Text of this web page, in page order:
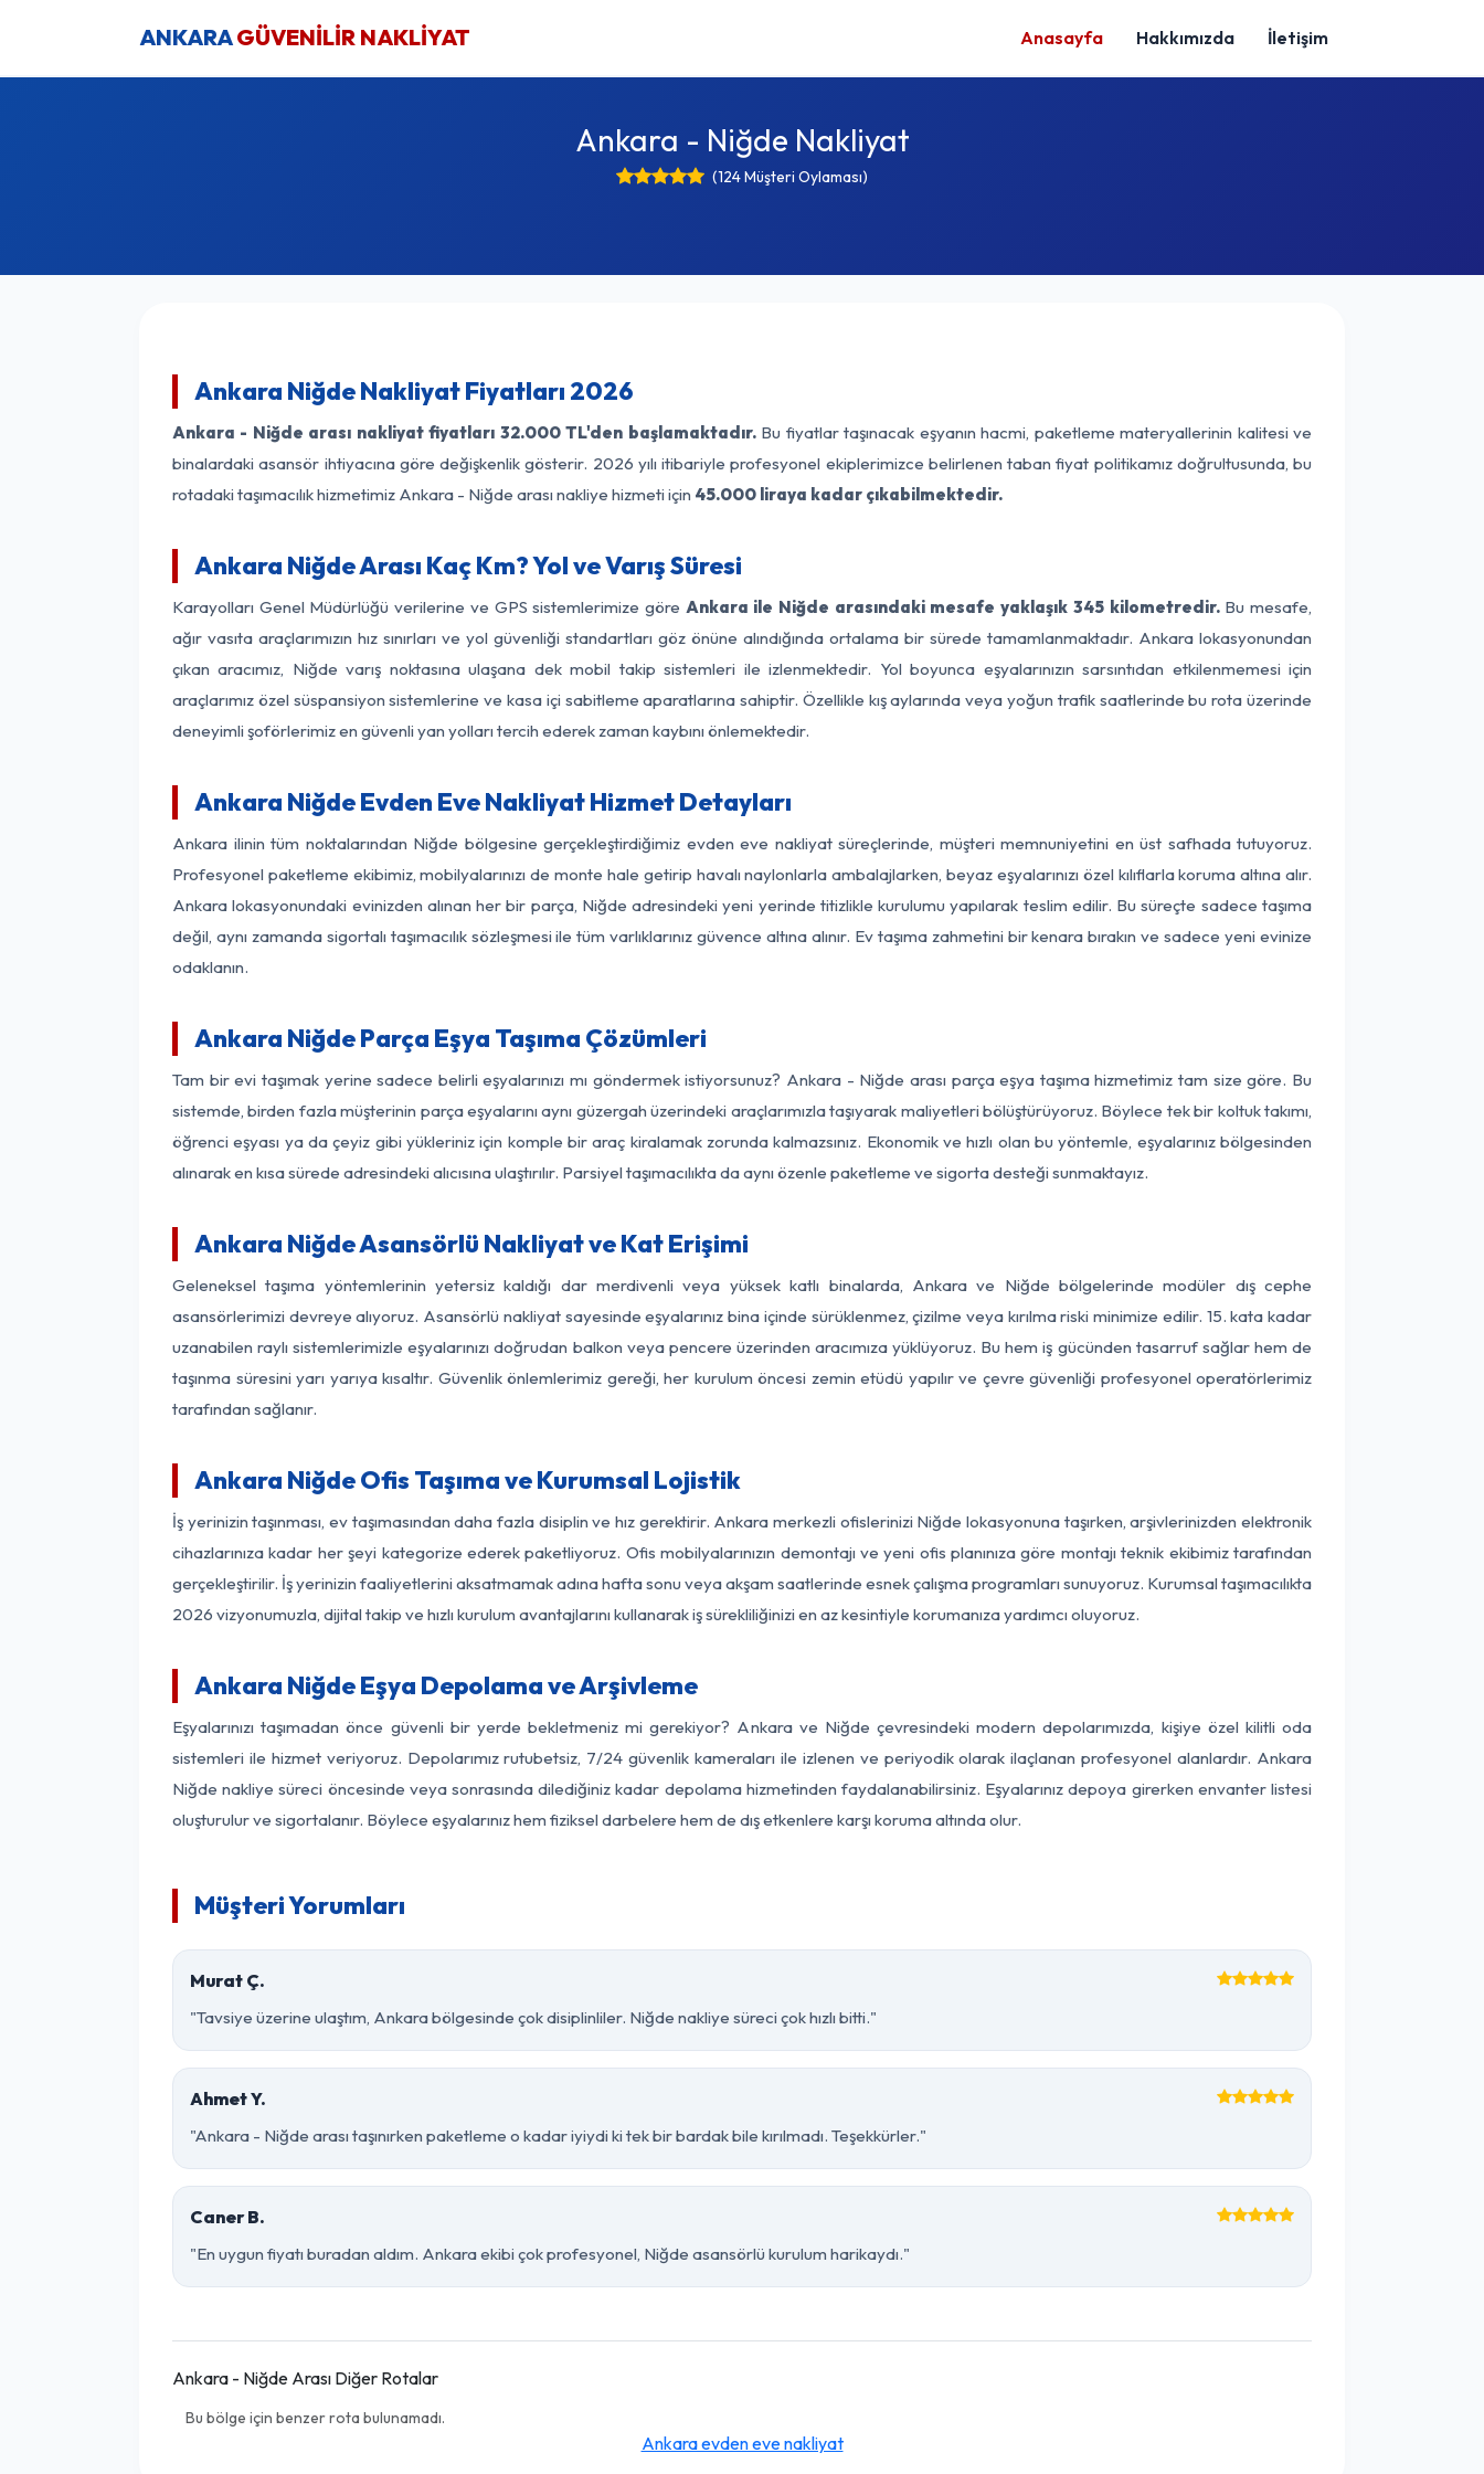
ANKARAGÜVENİLİR NAKLİYAT Anasayfa Hakkımızda İletişim
Ankara - Niğde Nakliyat
(124 Müşteri Oylaması)
Ankara Niğde Nakliyat Fiyatları 2026
Ankara - Niğde arası nakliyat fiyatları 32.000 TL'den başlamaktadır.Bu fiyatlar taşınacak eşyanın hacmi, paketleme materyallerinin kalitesi ve
binalardaki asansör ihtiyacına göre değişkenlik gösterir. 2026 yılı itibariyle profesyonel ekiplerimizce belirlenen taban fiyat politikamız doğrultusunda, bu
rotadaki taşımacılık hizmetimiz Ankara - Niğde arası nakliye hizmeti için 45.000 liraya kadar çıkabilmektedir.
Ankara Niğde Arası Kaç Km? Yol ve Varış Süresi
Karayolları Genel Müdürlüğü verilerine ve GPS sistemlerimize göre Ankara ile Niğde arasındaki mesafe yaklaşık 345 kilometredir.Bu mesafe,
ağır vasıta araçlarımızın hız sınırları ve yol güvenliği standartları göz önüne alındığında ortalama bir sürede tamamlanmaktadır. Ankara lokasyonundan
çıkan aracımız, Niğde varış noktasına ulaşana dek mobil takip sistemleri ile izlenmektedir. Yol boyunca eşyalarınızın sarsıntıdan etkilenmemesi için
araçlarımız özel süspansiyon sistemlerine ve kasa içi sabitleme aparatlarına sahiptir. Özellikle kış aylarında veya yoğun trafik saatlerinde bu rota üzerinde
deneyimli şoförlerimiz en güvenli yan yolları tercih ederek zaman kaybını önlemektedir.
Ankara Niğde Evden Eve Nakliyat Hizmet Detayları
Ankara ilinin tüm noktalarından Niğde bölgesine gerçekleştirdiğimiz evden eve nakliyat süreçlerinde, müşteri memnuniyetini en üst safhada tutuyoruz.
Profesyonel paketleme ekibimiz, mobilyalarınızı de monte hale getirip havalı naylonlarla ambalajlarken, beyaz eşyalarınızı özel kılıflarla koruma altına alır.
Ankara lokasyonundaki evinizden alınan her bir parça, Niğde adresindeki yeni yerinde titizlikle kurulumu yapılarak teslim edilir. Bu süreçte sadece taşıma
değil, aynı zamanda sigortalı taşımacılık sözleşmesi ile tüm varlıklarınız güvence altına alınır. Ev taşıma zahmetini bir kenara bırakın ve sadece yeni evinize
odaklanın.
Ankara Niğde Parça Eşya Taşıma Çözümleri
Tam bir evi taşımak yerine sadece belirli eşyalarınızı mı göndermek istiyorsunuz? Ankara - Niğde arası parça eşya taşıma hizmetimiz tam size göre. Bu
sistemde, birden fazla müşterinin parça eşyalarını aynı güzergah üzerindeki araçlarımızla taşıyarak maliyetleri bölüştürüyoruz. Böylece tek bir koltuk takımı,
öğrenci eşyası ya da çeyiz gibi yükleriniz için komple bir araç kiralamak zorunda kalmazsınız. Ekonomik ve hızlı olan bu yöntemle, eşyalarınız bölgesinden
alınarak en kısa sürede adresindeki alıcısına ulaştırılır. Parsiyel taşımacılıkta da aynı özenle paketleme ve sigorta desteği sunmaktayız.
Ankara Niğde Asansörlü Nakliyat ve Kat Erişimi
Geleneksel taşıma yöntemlerinin yetersiz kaldığı dar merdivenli veya yüksek katlı binalarda, Ankara ve Niğde bölgelerinde modüler dış cephe
asansörlerimizi devreye alıyoruz. Asansörlü nakliyat sayesinde eşyalarınız bina içinde sürüklenmez, çizilme veya kırılma riski minimize edilir. 15. kata kadar
uzanabilen raylı sistemlerimizle eşyalarınızı doğrudan balkon veya pencere üzerinden aracımıza yüklüyoruz. Bu hem iş gücünden tasarruf sağlar hem de
taşınma süresini yarı yarıya kısaltır. Güvenlik önlemlerimiz gereği, her kurulum öncesi zemin etüdü yapılır ve çevre güvenliği profesyonel operatörlerimiz
tarafından sağlanır.
Ankara Niğde Ofis Taşıma ve Kurumsal Lojistik
İş yerinizin taşınması, ev taşımasından daha fazla disiplin ve hız gerektirir. Ankara merkezli ofislerinizi Niğde lokasyonuna taşırken, arşivlerinizden elektronik
cihazlarınıza kadar her şeyi kategorize ederek paketliyoruz. Ofis mobilyalarınızın demontajı ve yeni ofis planınıza göre montajı teknik ekibimiz tarafından
gerçekleştirilir. İş yerinizin faaliyetlerini aksatmamak adına hafta sonu veya akşam saatlerinde esnek çalışma programları sunuyoruz. Kurumsal taşımacılıkta
2026 vizyonumuzla, dijital takip ve hızlı kurulum avantajlarını kullanarak iş sürekliliğinizi en az kesintiyle korumanıza yardımcı oluyoruz.
Ankara Niğde Eşya Depolama ve Arşivleme
Eşyalarınızı taşımadan önce güvenli bir yerde bekletmeniz mi gerekiyor? Ankara ve Niğde çevresindeki modern depolarımızda, kişiye özel kilitli oda
sistemleri ile hizmet veriyoruz. Depolarımız rutubetsiz, 7/24 güvenlik kameraları ile izlenen ve periyodik olarak ilaçlanan profesyonel alanlardır. Ankara
Niğde nakliye süreci öncesinde veya sonrasında dilediğiniz kadar depolama hizmetinden faydalanabilirsiniz. Eşyalarınız depoya girerken envanter listesi
oluşturulur ve sigortalanır. Böylece eşyalarınız hem fiziksel darbelere hem de dış etkenlere karşı koruma altında olur.
Müşteri Yorumları
Murat Ç.
"Tavsiye üzerine ulaştım, Ankara bölgesinde çok disiplinliler. Niğde nakliye süreci çok hızlı bitti."
Ahmet Y.
"Ankara - Niğde arası taşınırken paketleme o kadar iyiydi ki tek bir bardak bile kırılmadı. Teşekkürler."
Caner B.
"En uygun fiyatı buradan aldım. Ankara ekibi çok profesyonel, Niğde asansörlü kurulum harikaydı."
Ankara - Niğde Arası Diğer Rotalar
Bu bölge için benzer rota bulunamadı.
Ankara evden eve nakliyat